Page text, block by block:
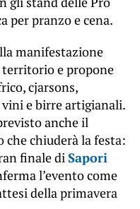
per pranzo e cena.
manifestazione
territorio e propone
cjarsons,
vini e birre artigianali.
anche il
che chiuderà la festa:
finale di Sapori
l’evento come
della primavera